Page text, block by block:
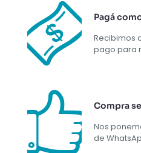
Pagá
Recibimos
pago para
Compra
Nos
de